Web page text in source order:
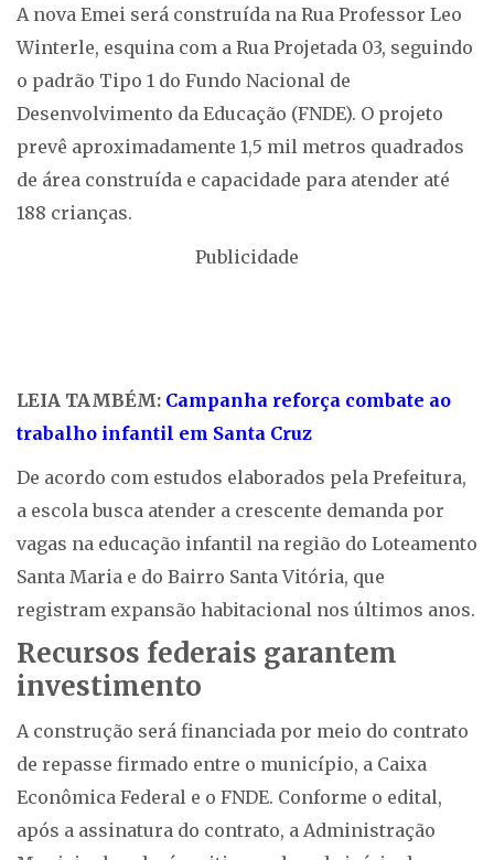
A nova Emei será construída na Rua Professor Leo
Winterle, esquina com a Rua Projetada 03, seguindo
o padrão Tipo 1 do Fundo Nacional de
Desenvolvimento da Educação (FNDE). O projeto
prevê aproximadamente 1,5 mil metros quadrados
de área construída e capacidade para atender até
188 crianças.
Publicidade
LEIA TAMBÉM: Campanha reforça combate ao
trabalho infantil em Santa Cruz
De acordo com estudos elaborados pela Prefeitura,
a escola busca atender a crescente demanda por
vagas na educação infantil na região do Loteamento
Santa Maria e do Bairro Santa Vitória, que
registram expansão habitacional nos últimos anos.
Recursos federais garantem
investimento
A construção será financiada por meio do contrato
de repasse firmado entre o município, a Caixa
Econômica Federal e o FNDE. Conforme o edital,
após a assinatura do contrato, a Administração